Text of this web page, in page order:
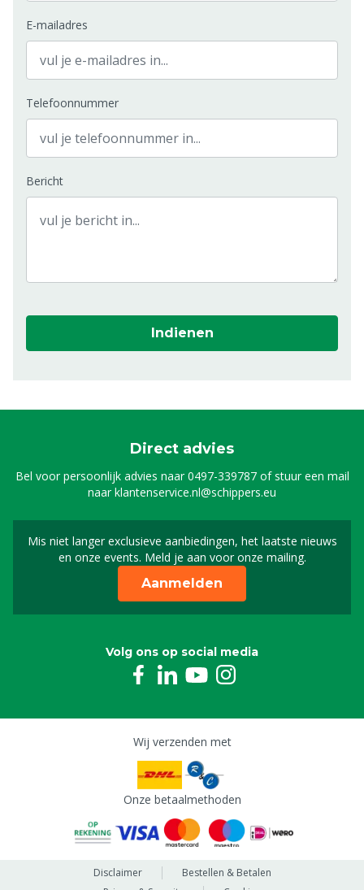
E-mailadres
Telefoonnummer
Bericht
Indienen
Direct advies
Bel voor persoonlijk advies naar0497-339787of stuur een mail
naarklantenservice.nl@schippers.eu
Mis niet langer exclusieve aanbiedingen, het laatste nieuws
en onze events. Meld je aan voor onze mailing.
Schrijf je in voor onze
Aanmelden
Volg ons op social media
Wij verzenden met
Onze betaalmethoden
Disclaimer
Bestellen & Betalen